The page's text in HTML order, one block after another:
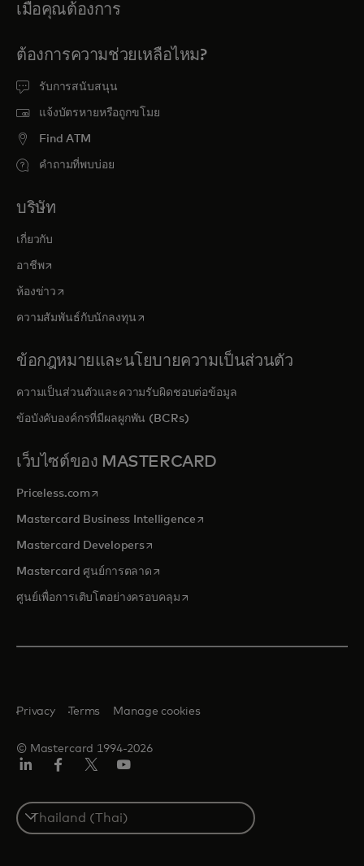
เมื่อคุณต้องการ
ต้องการความช่วยเหลือไหม?
รับการสนับสนุน
แจ้งบัตรหายหรือถูกขโมย
Find ATM
คำถามที่พบบ่อย
บริษัท
เกี่ยวกับ
อาชีพopens in a new tab
ห้องข่าว opens in a new tab
ความสัมพันธ์กับนักลงทุนopens in a new tab
ข้อกฎหมายและนโยบายความเป็นส่วนตัว
ความเป็นส่วนตัวและความรับผิดชอบต่อข้อมูล
ข้อบังคับองค์กรที่มีผลผูกพัน (BCRs)
เว็บไซต์ของ MASTERCARD
Priceless.com opens in a new tab
Mastercard Business Intelligenceopens in a new tab
Mastercard Developersopens in a new tab
Mastercard ศูนย์การตลาด opens in a new tab
ศูนย์เพื่อการเติบโตอย่างครอบคลุมopens in a new tab
© Mastercard 1994-2026
Privacy Terms Manage cookies
Select
a
country
เตอร์/
เอ็กซ์